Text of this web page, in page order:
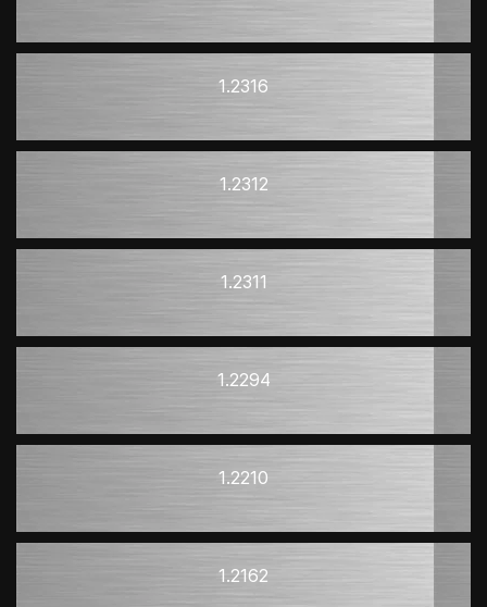
1.2316
1.2312
1.2311
1.2294
1.2210
1.2162